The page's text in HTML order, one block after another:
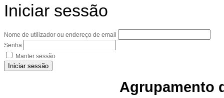
Iniciar sessão
Nome de utilizador ou endereço de email
Senha
Manter sessão
Iniciar sessão
Agrupamento